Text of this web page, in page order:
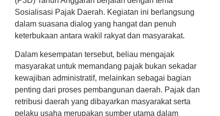
Sosialisasi Pajak Daerah. Kegiatan ini berlangsung
dalam suasana dialog yang hangat dan penuh
keterbukaan antara wakil rakyat dan masyarakat.
Dalam kesempatan tersebut, beliau mengajak
masyarakat untuk memandang pajak bukan sekadar
kewajiban administratif, melainkan sebagai bagian
penting dari proses pembangunan daerah. Pajak dan
retribusi daerah yang dibayarkan masyarakat serta
pelaku usaha merupakan sumber utama dalam